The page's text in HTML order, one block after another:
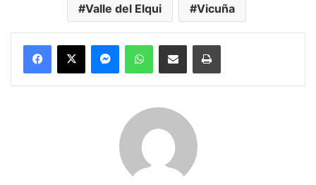
Valle del Elqui Vicuña
MessengerWhatsAppCompartir por correo electrónicoImprimir